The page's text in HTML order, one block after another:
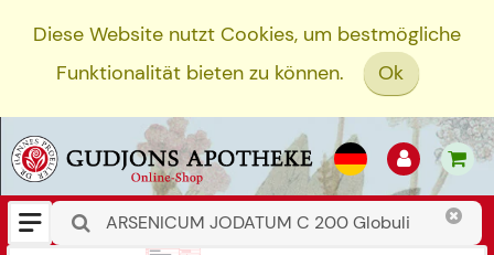
Diese Website nutzt Cookies, um bestmögliche
Funktionalität bieten zu können.
Ok